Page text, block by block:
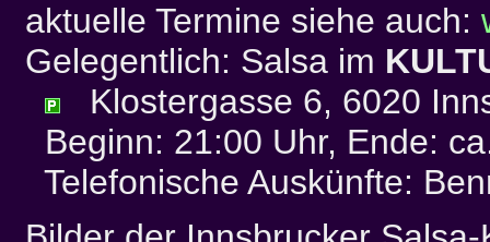
aktuelle Termine siehe auch:
Gelegentlich: Salsa im
Klostergasse 6, 6020
Beginn: 21:00 Uhr, Ende:
Telefonische Auskünfte: